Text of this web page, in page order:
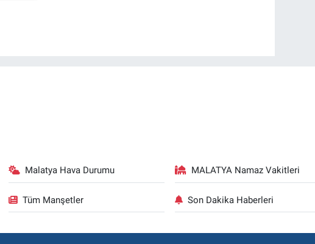
Malatya Hava Durumu MALATYA Namaz Vakitleri
Tüm Manşetler Son Dakika Haberleri